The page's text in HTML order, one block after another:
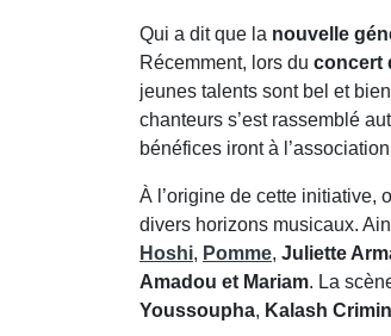
Qui a dit que la nouvelle
Récemment, lors du concert
jeunes talents sont bel et
chanteurs s’est rassemblé
bénéfices iront à l’association
À l’origine de cette initiative,
divers horizons musicaux.
Hoshi, Pomme, Juliette
Amadou et Mariam. La
Youssoupha, Kalash